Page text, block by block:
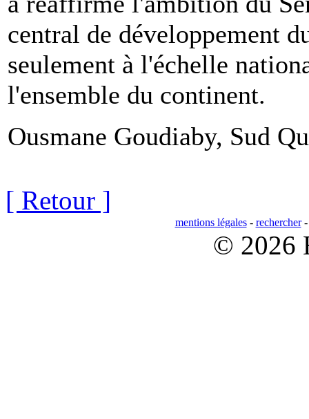
central de développement
seulement à l'échelle
l'ensemble du continent.
Ousmane Goudiaby, Sud
[ Retour ]
mentions légales- rechercher
© 2026